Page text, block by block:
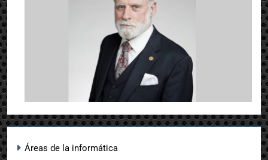
Áreas de la informática